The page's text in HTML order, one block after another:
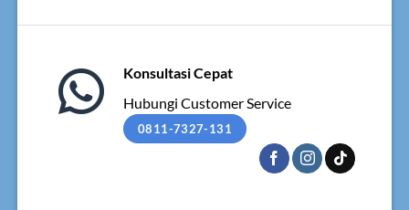
Konsultasi Cepat
Hubungi Customer Service
0811-7327-131